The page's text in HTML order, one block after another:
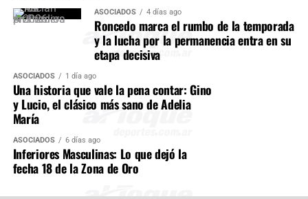
ASOCIADOS 4 días ago
Roncedo marca el rumbo de la temporada
y la lucha por la permanencia entra en su
etapa decisiva
ASOCIADOS 1 día ago
Una historia que vale la pena contar: Gino
y Lucio, el clásico más sano de Adelia
María
ASOCIADOS 6 días ago
Inferiores Masculinas: Lo que dejó la
fecha 18 de la Zona de Oro